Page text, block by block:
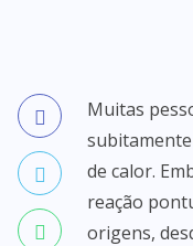
Muitas
de calor.
reação
origens,